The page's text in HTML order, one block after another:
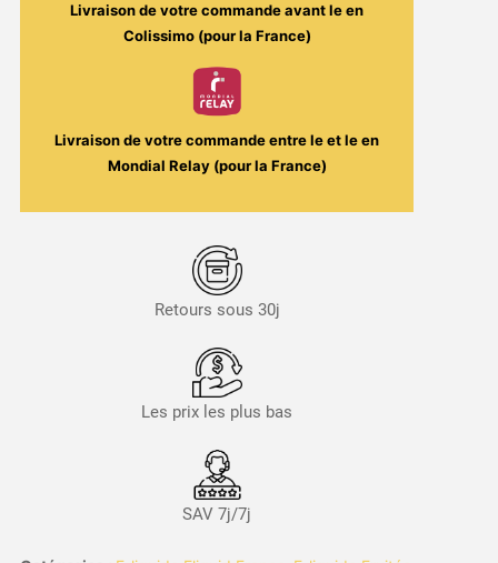
Livraison de votre commande avant leen
Colissimo (pour la France)
Livraison de votre commande entre leet leen
Mondial Relay (pour la France)
Retours sous 30j
Les prix les plus bas
SAV 7j/7j